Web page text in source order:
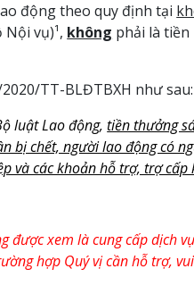
động theo quy định tại
vụ)¹, không phải là
TT-BLĐTBXH như sau:
luật Lao động,tiền thưởng
chết, người lao động có
các khoản hỗ trợ, trợ
xem là cung cấp dịch
hợp Quý vị cần hỗ trợ,